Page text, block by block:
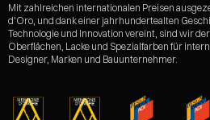
Mit zahlreichen internationalen Preisen
d'Oro, und dank einer jahrhundertealten
Technologie und Innovation vereint, sind wir
Oberflächen, Lacke und Spezialfarben für
Designer, Marken und Bauunternehmer.